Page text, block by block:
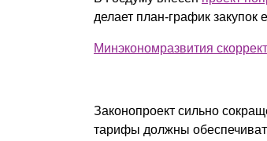
делает план-график
Минэкономразвития
Законопроект сильно
тарифы должны